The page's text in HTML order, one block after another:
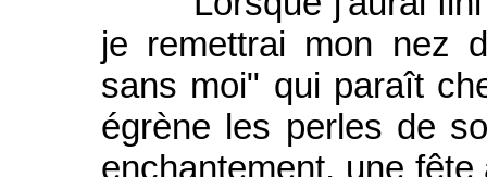
je remettrai mon nez
sans moi" qui paraît
égrène les perles de
enchantement, une